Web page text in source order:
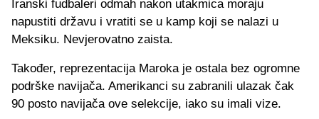
Iranski fudbaleri odmah nakon utakmica moraju
napustiti državu i vratiti se u kamp koji se nalazi u
Meksiku. Nevjerovatno zaista.
Također, reprezentacija Maroka je ostala bez ogromne
podrške navijača. Amerikanci su zabranili ulazak čak
90 posto navijača ove selekcije, iako su imali vize.